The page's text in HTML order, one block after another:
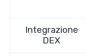
Integrazione
DEX